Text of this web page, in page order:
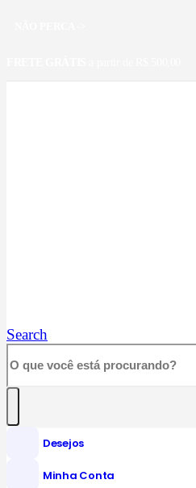
Search
Desejos
Minha Conta